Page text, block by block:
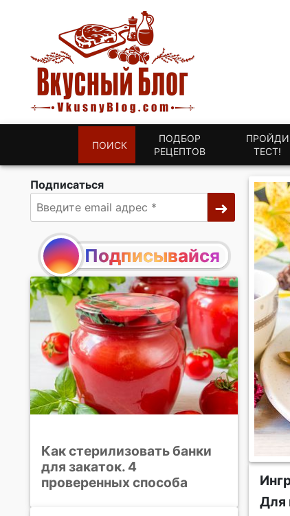
ПОИСК
ПОДБОР
РЕЦЕПТОВ
ПРОЙДИ
ТЕСТ!
Для
Подписаться
Подписывайся
Как стерилизовать банки
для закаток. 4
проверенных способа